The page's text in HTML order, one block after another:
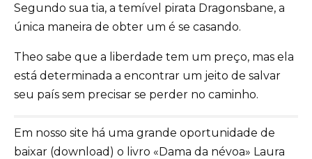
Segundo sua tia, a temível pirata Dragonsbane, a
única maneira de obter um é se casando.
Theo sabe que a liberdade tem um preço, mas ela
está determinada a encontrar um jeito de salvar
seu país sem precisar se perder no caminho.
Em nosso site há uma grande oportunidade de
baixar (download) o livro «Dama da névoa» Laura